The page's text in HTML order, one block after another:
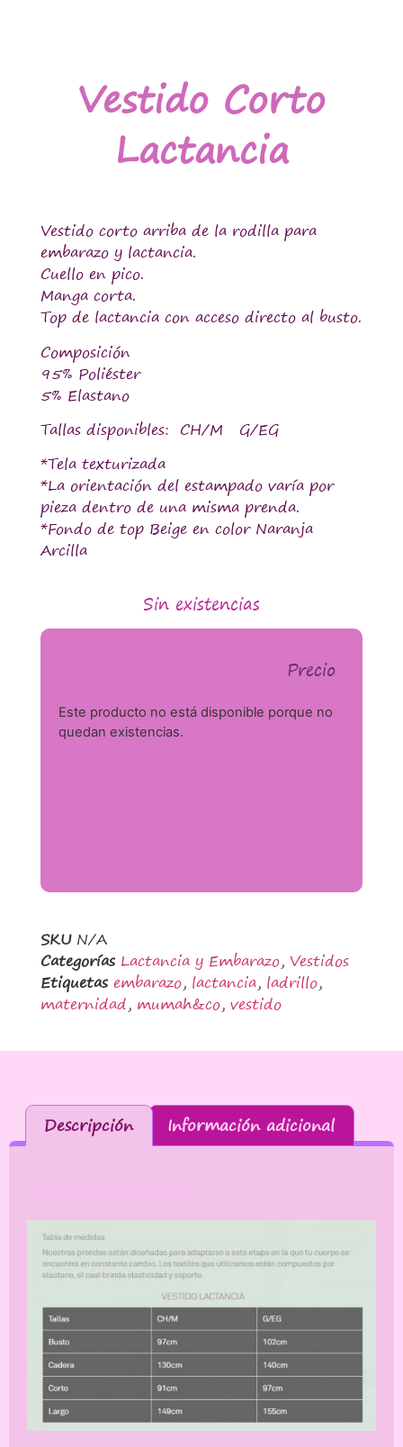
Vestido Corto
Lactancia
Vestido corto arriba de la rodilla para
embarazo y lactancia.
Cuello en pico.
Manga corta.
Top de lactancia con acceso directo al busto.
Composición
95% Poliéster
5% Elastano
Tallas disponibles: CH/M G/EG
*Tela texturizada
*La orientación del estampado varía por
pieza dentro de una misma prenda.
*Fondo de top Beige en color Naranja
Arcilla
Sin existencias
Precio
Este producto no está disponible porque no
quedan existencias.
SKU N/A
Categorías Lactancia y Embarazo, Vestidos
Etiquetas embarazo, lactancia, ladrillo,
maternidad, mumah&co, vestido
Descripción Información adicional